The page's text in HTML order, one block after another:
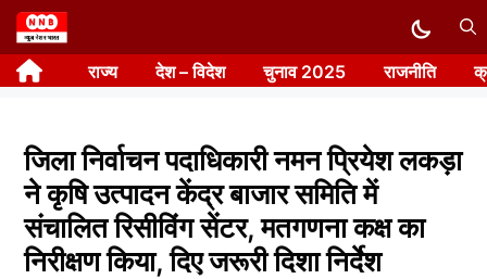
Skip
to
content राज्य देश – विदेश चुनाव 2025 राजनीति
जिला निर्वाचन पदाधिकारी नमन प्रियेश लकड़ा
ने कृषि उत्पादन केंद्र बाजार समिति में
संचालित रिसीविंग सेंटर, मतगणना कक्ष का
निरीक्षण किया, दिए जरूरी दिशा निर्देश